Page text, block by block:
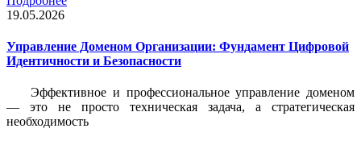
19.05.2026
Управление Доменом Организации: Фундамент Цифровой
Идентичности и Безопасности
Эффективное и профессиональное управление доменом
— это не просто техническая задача, а стратегическая
необходимость